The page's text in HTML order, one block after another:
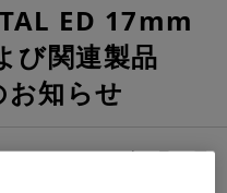
ED 17mm
び関連製品
お知らせ
2018年1月12日